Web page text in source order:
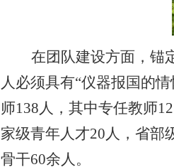
在团队建设方面，锚
人必须具有“仪器报国的
师138人，其中专任教师
家级青年人才20人，省部
骨干60余人。